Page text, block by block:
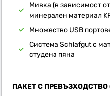
Мивка (в зависимост
минерален материал
Множество USB
Система Schlafgut с
студена пяна
ПАКЕТ С ПРЕВЪЗХОДСТВО